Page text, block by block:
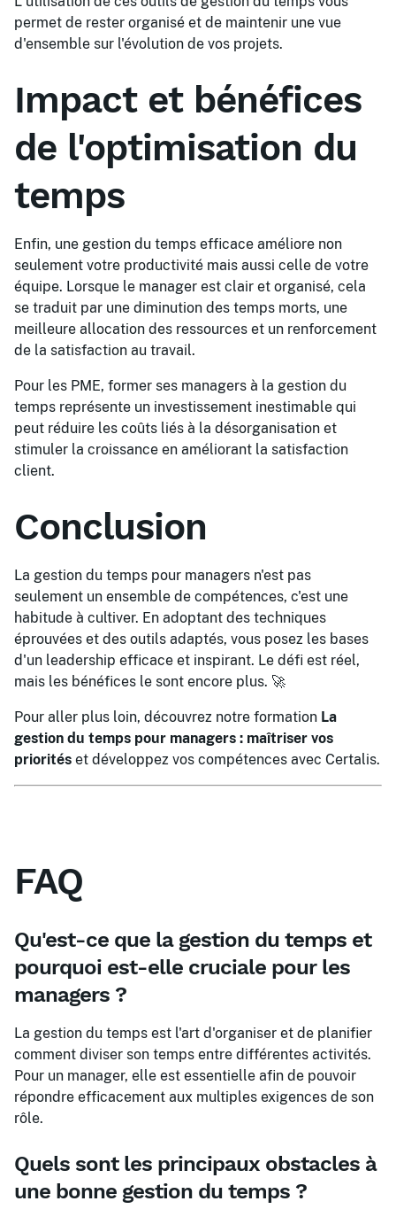
permet de rester organisé et de maintenir une vue
d'ensemble sur l'évolution de vos projets.
Impact et bénéfices
de l'optimisation du
temps
Enfin, une gestion du temps efficace améliore non
seulement votre productivité mais aussi celle de votre
équipe. Lorsque le manager est clair et organisé, cela
se traduit par une diminution des temps morts, une
meilleure allocation des ressources et un renforcement
de la satisfaction au travail.
Pour les PME, former ses managers à la gestion du
temps représente un investissement inestimable qui
peut réduire les coûts liés à la désorganisation et
stimuler la croissance en améliorant la satisfaction
client.
Conclusion
La gestion du temps pour managers n'est pas
seulement un ensemble de compétences, c'est une
habitude à cultiver. En adoptant des techniques
éprouvées et des outils adaptés, vous posez les bases
d'un leadership efficace et inspirant. Le défi est réel,
mais les bénéfices le sont encore plus. 🚀
Pour aller plus loin, découvrez notre formation La
gestion du temps pour managers : maîtriser vos
priorités et développez vos compétences avec Certalis.
FAQ
Qu'est-ce que la gestion du temps et
pourquoi est-elle cruciale pour les
managers ?
La gestion du temps est l'art d'organiser et de planifier
comment diviser son temps entre différentes activités.
Pour un manager, elle est essentielle afin de pouvoir
répondre efficacement aux multiples exigences de son
rôle.
Quels sont les principaux obstacles à
une bonne gestion du temps ?